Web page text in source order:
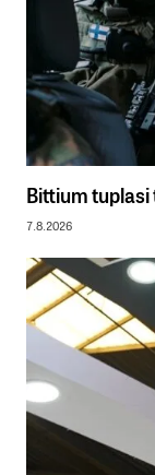
Bittium
7.8.2026